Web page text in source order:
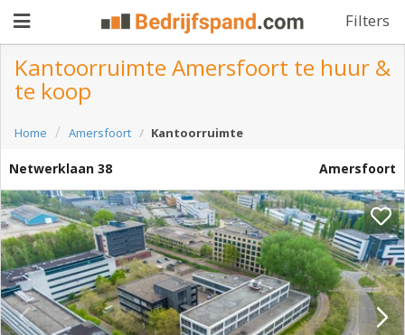
Filters
aanbieden
zoeken
Waarom
adverteren
Premium
adverteren
Blog
Kantoorruimte Amersfoort te huur &
te koop
Home Amersfoort Kantoorruimte
Netwerklaan 38 Amersfoort